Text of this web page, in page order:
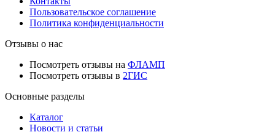
Пользовательское соглашение
Политика конфиденциальности
Отзывы о нас
Посмотреть отзывы на ФЛАМП
Посмотреть отзывы в 2ГИС
Основные разделы
Каталог
Новости и статьи